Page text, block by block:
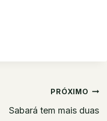
PRÓXIMO
Sabará tem mais duas